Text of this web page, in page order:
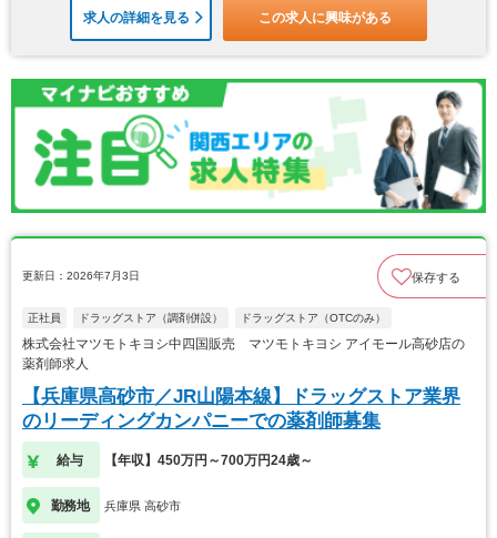
求人の詳細を見る この求人に興味がある
更新日：2026年7月3日 保存する
正社員 ドラッグストア（調剤併設） ドラッグストア（OTCのみ）
株式会社マツモトキヨシ中四国販売 マツモトキヨシ アイモール高砂店の
薬剤師求人
【兵庫県高砂市／JR山陽本線】ドラッグストア業界
のリーディングカンパニーでの薬剤師募集
給与 【年収】450万円～700万円24歳～
勤務地 兵庫県 高砂市